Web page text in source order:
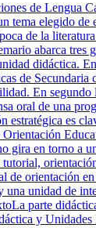
de Lengua
tema elegido
de la
abarca tres
didáctica.
de
En
oral de una
estratégica es
en torno a
tutorial,
de orientación
una unidad de
La parte
y